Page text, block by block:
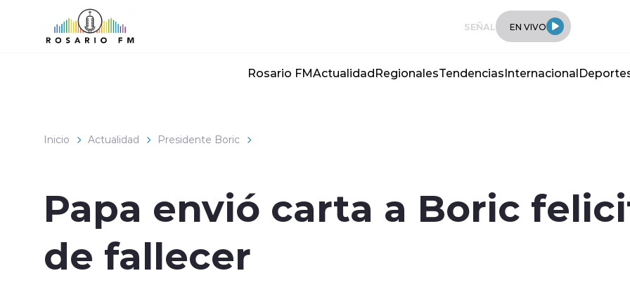
Click acá para ir directamente al contenido
SEÑAL EN VIVO
Rosario FMActualidadRegionalesTendenciasInternacional
Inicio Actualidad Presidente Boric
Papa envió carta a Boric
de fallecer